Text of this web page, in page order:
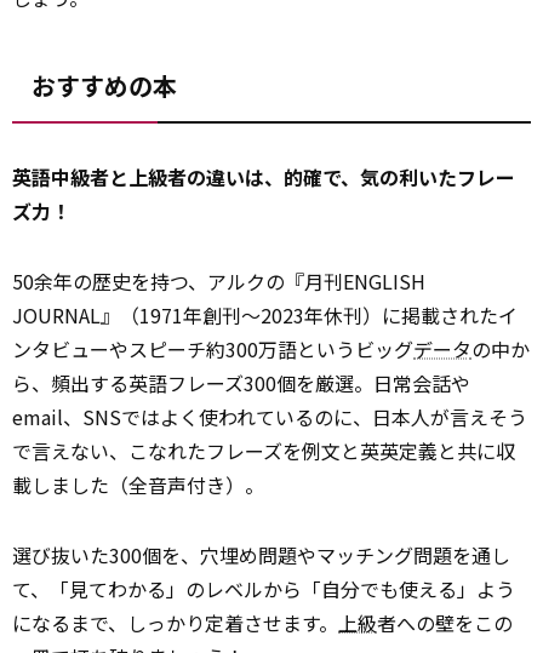
おすすめの本
英語中級者と上級者の違いは、的確で、気の利いたフレー
ズ力！
50余年の歴史を持つ、アルクの『月刊ENGLISH
JOURNAL』（1971年創刊～2023年休刊）に掲載されたイ
ンタビューやスピーチ約300万語というビッグデータの中か
ら、頻出する英語フレーズ300個を厳選。日常会話や
email、SNSではよく使われているのに、日本人が言えそう
で言えない、こなれたフレーズを例文と英英定義と共に収
載しました（全音声付き）。
選び抜いた300個を、穴埋め問題やマッチング問題を通し
て、「見てわかる」のレベルから「自分でも使える」よう
になるまで、しっかり定着させます。 上級者への壁をこの